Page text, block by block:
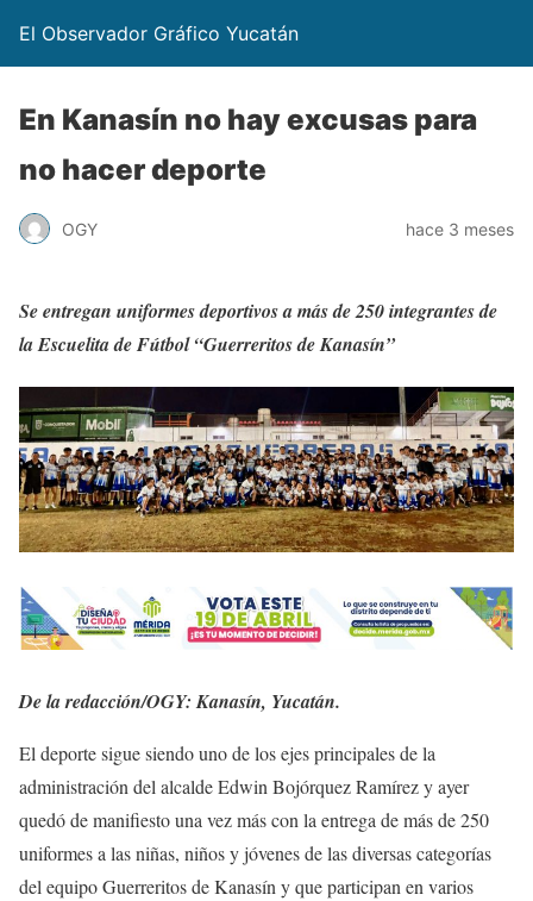
El Observador Gráfico Yucatán
En Kanasín no hay excusas para
no hacer deporte
OGY hace 3 meses
Se entregan uniformes deportivos a más de 250 integrantes de
la Escuelita de Fútbol “Guerreritos de Kanasín”
De la redacción/OGY: Kanasín, Yucatán.
El deporte sigue siendo uno de los ejes principales de la
administración del alcalde Edwin Bojórquez Ramírez y ayer
quedó de manifiesto una vez más con la entrega de más de 250
uniformes a las niñas, niños y jóvenes de las diversas categorías
del equipo Guerreritos de Kanasín y que participan en varios